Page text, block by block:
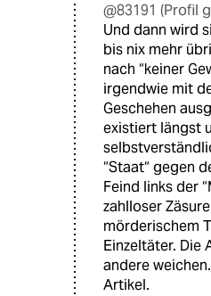
@83191 (Profil
Und dann wird
bis nix mehr
nach “keiner
irgendwie mit
Geschehen
existiert längst
“Staat“ gegen
Feind links der
zahlloser
mörderischem
Einzeltäter. Die
andere
Artikel.